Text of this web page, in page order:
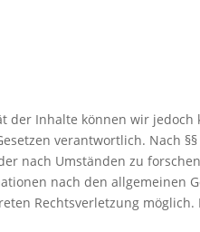
der Inhalte können wir jedoch
verantwortlich. Nach §§
nach Umständen zu
nach den allgemeinen
Rechtsverletzung möglich.